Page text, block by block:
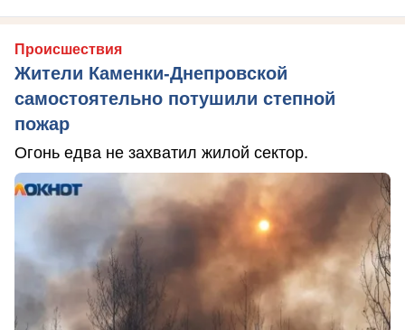
Происшествия
Жители Каменки-Днепровской
самостоятельно потушили степной
пожар
Огонь едва не захватил жилой сектор.